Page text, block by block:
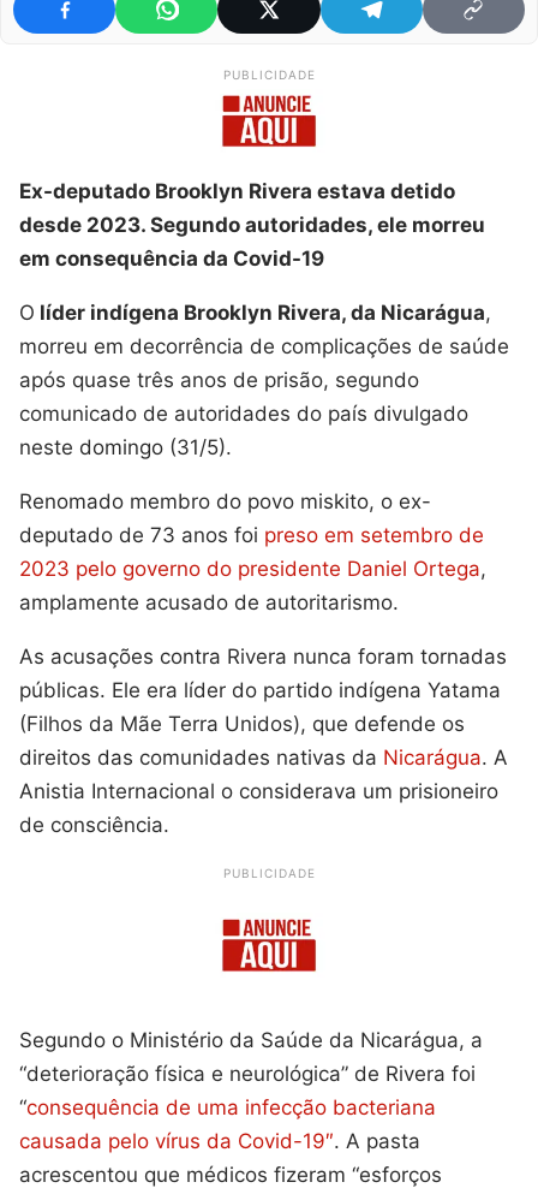
PUBLICIDADE
Ex-deputado Brooklyn Rivera estava detido
desde 2023. Segundo autoridades, ele morreu
em consequência da Covid-19
O líder indígena Brooklyn Rivera, da Nicarágua,
morreu em decorrência de complicações de saúde
após quase três anos de prisão, segundo
comunicado de autoridades do país divulgado
neste domingo (31/5).
Renomado membro do povo miskito, o ex-
deputado de 73 anos foi preso em setembro de
2023 pelo governo do presidente Daniel Ortega,
amplamente acusado de autoritarismo.
As acusações contra Rivera nunca foram tornadas
públicas. Ele era líder do partido indígena Yatama
(Filhos da Mãe Terra Unidos), que defende os
direitos das comunidades nativas da Nicarágua. A
Anistia Internacional o considerava um prisioneiro
de consciência.
PUBLICIDADE
Segundo o Ministério da Saúde da Nicarágua, a
“deterioração física e neurológica” de Rivera foi
“consequência de uma infecção bacteriana
causada pelo vírus da Covid-19″. A pasta
acrescentou que médicos fizeram “esforços